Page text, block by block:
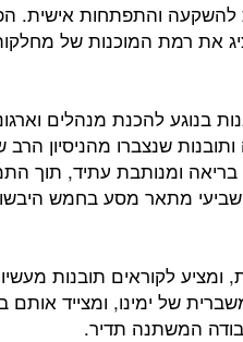
להשקעה והתפתחות אישית.
את רמת המוכנות של
בנוגע להכנת מנהלים
שנצברו מהניסיון
בריאה ומנותבת עתיד, תוך
מתאר מסע בחמש
ומציע לקוראים תובנות
של ימינו, ומצייד אותם
המשתנה תדיר.